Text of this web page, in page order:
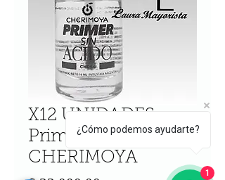
X12 UNIDADES
Primer sin acido
CHERIMOYA
¿Cómo podemos ayudarte?
1